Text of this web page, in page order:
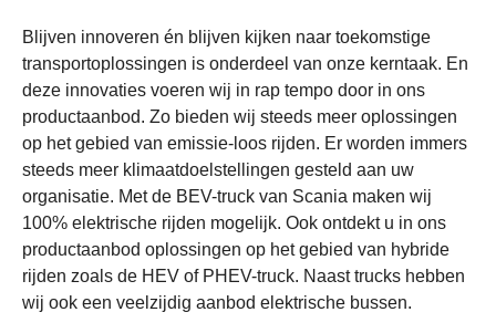
Blijven innoveren én blijven kijken naar toekomstige
transportoplossingen is onderdeel van onze kerntaak. En
deze innovaties voeren wij in rap tempo door in ons
productaanbod. Zo bieden wij steeds meer oplossingen
op het gebied van emissie-loos rijden. Er worden immers
steeds meer klimaatdoelstellingen gesteld aan uw
organisatie. Met de BEV-truck van Scania maken wij
100% elektrische rijden mogelijk. Ook ontdekt u in ons
productaanbod oplossingen op het gebied van hybride
rijden zoals de HEV of PHEV-truck. Naast trucks hebben
wij ook een veelzijdig aanbod elektrische bussen.